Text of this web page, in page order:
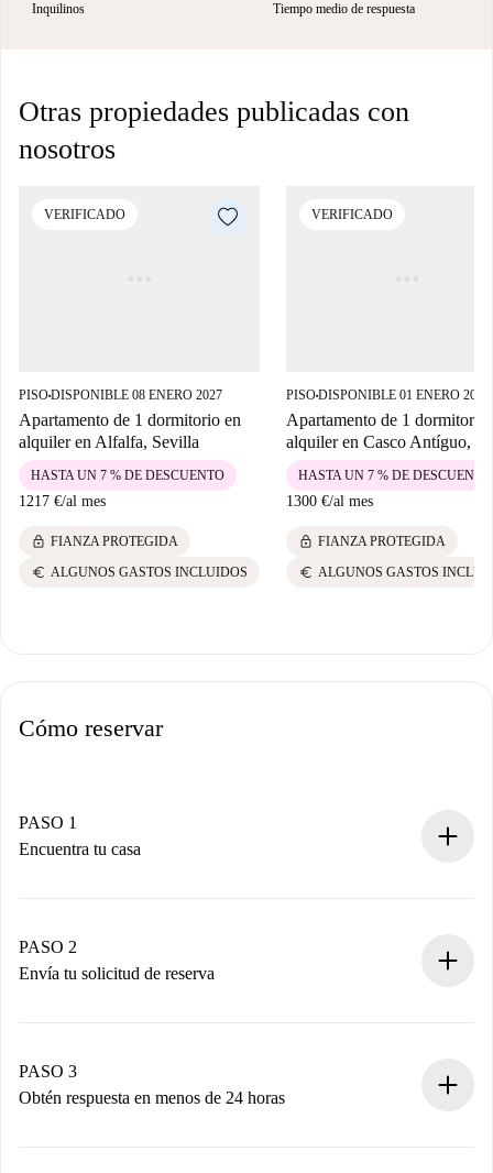
Inquilinos Tiempo medio de respuesta
Otras propiedades publicadas con
nosotros
VERIFICADO
PISO■DISPONIBLE 08 ENERO 2027
Apartamento de 1 dormitorio en
alquiler en Alfalfa, Sevilla
1217 €/al mes
HASTA UN 7 % DE DESCUENTO
lock FIANZA PROTEGIDA
euro ALGUNOS GASTOS INCLUIDOS
VERIFICADO
PISO■DISPONIBLE 01 ENERO 2028
Apartamento de 1 dormitorio
alquiler en Casco Antíguo,
1300 €/al mes
HASTA UN 7 % DE DESCUENTO
lock FIANZA PROTEGIDA
euro ALGUNOS GASTOS
Cómo reservar
PASO 1
Encuentra tu casa
Tienes toda la información necesaria por adelantado.
PASO 2
Envía tu solicitud de reserva
propietario acepte.
PASO 3
Obtén respuesta en menos de 24 horas